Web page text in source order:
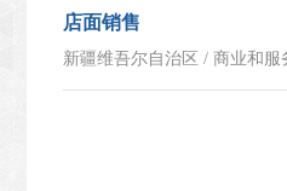
店面销售
新疆维吾尔自治区 / 商业和服